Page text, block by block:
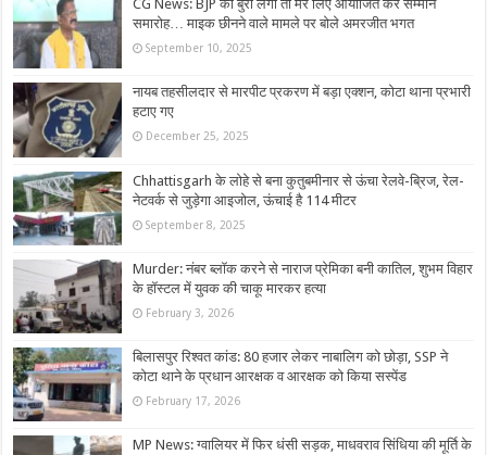
CG News: BJP को बुरा लगा तो मेरे लिए आयोजित करें सम्मान
समारोह… माइक छीनने वाले मामले पर बोले अमरजीत भगत
September 10, 2025
नायब तहसीलदार से मारपीट प्रकरण में बड़ा एक्शन, कोटा थाना प्रभारी
हटाए गए
December 25, 2025
Chhattisgarh के लोहे से बना कुतुबमीनार से ऊंचा रेलवे-ब्रिज, रेल-
नेटवर्क से जुड़ेगा आइजोल, ऊंचाई है 114 मीटर
September 8, 2025
Murder: नंबर ब्लॉक करने से नाराज प्रेमिका बनी कातिल, शुभम विहार
के हॉस्टल में युवक की चाकू मारकर हत्या
February 3, 2026
बिलासपुर रिश्वत कांड: 80 हजार लेकर नाबालिग को छोड़ा, SSP ने
कोटा थाने के प्रधान आरक्षक व आरक्षक को किया सस्पेंड
February 17, 2026
MP News: ग्वालियर में फिर धंसी सड़क, माधवराव सिंधिया की मूर्ति के